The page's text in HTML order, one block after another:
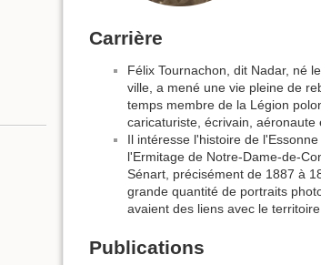
Carrière
Félix Tournachon, dit Nadar, né
ville, a mené une vie pleine de
temps membre de la Légion
caricaturiste, écrivain,
Il intéresse l'histoire de
l'Ermitage de Notre-Dame-de-
Sénart, précisément de 1887 à
grande quantité de portraits
avaient des liens avec le
Publications